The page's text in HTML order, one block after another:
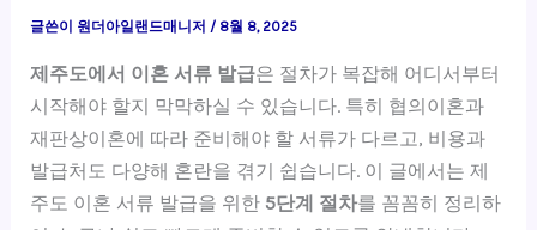
글쓴이 원더아일랜드매니저 / 8월 8, 2025
제주도에서 이혼 서류 발급은 절차가 복잡해 어디서부터
시작해야 할지 막막하실 수 있습니다. 특히 협의이혼과
재판상이혼에 따라 준비해야 할 서류가 다르고, 비용과
발급처도 다양해 혼란을 겪기 쉽습니다. 이 글에서는 제
주도 이혼 서류 발급을 위한 5단계 절차를 꼼꼼히 정리하